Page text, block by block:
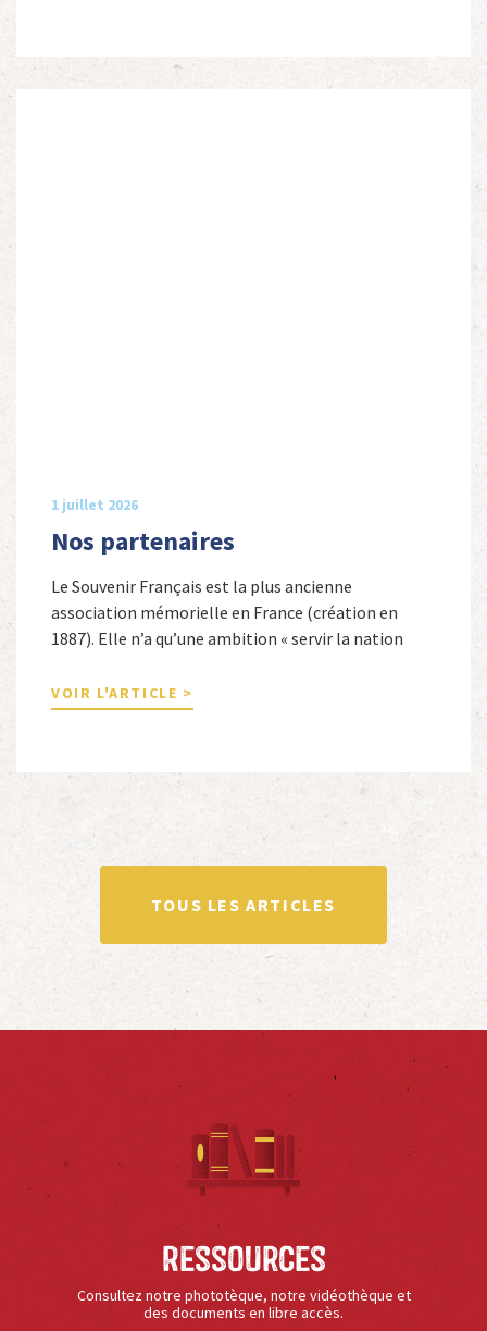
1 juillet 2026
Nos partenaires
Le Souvenir Français est la plus ancienne
association mémorielle en France (création en
1887). Elle n’a qu’une ambition « servir la nation
nationale de la France. Afin d’atteindre cet objectif,
Le Souvenir Français entretient des liens amicaux
totalité ou partiellement afin de faire vivre […]
VOIR L'ARTICLE >
TOUS LES ARTICLES
Ressources
Consultez notre phototèque, notre vidéothèque et
des documents en libre accès.